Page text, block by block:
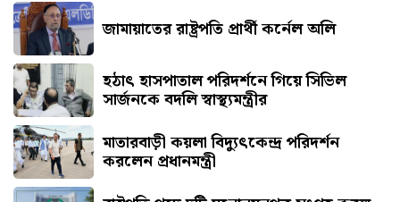
জামায়াতের রাষ্ট্রপতি প্রার্থী কর্নেল অলি
হঠাৎ হাসপাতাল পরিদর্শনে গিয়ে সিভিল
সার্জনকে বদলি স্বাস্থ্যমন্ত্রীর
মাতারবাড়ী কয়লা বিদ্যুৎকেন্দ্র পরিদর্শন
করলেন প্রধানমন্ত্রী